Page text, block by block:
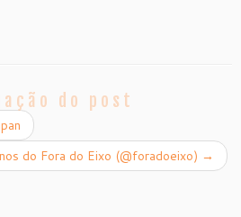
do post
do Fora do Eixo (@foradoeixo) →